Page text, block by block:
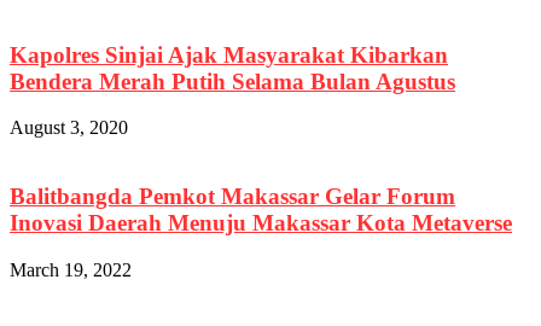
Kapolres Sinjai Ajak Masyarakat Kibarkan
Bendera Merah Putih Selama Bulan Agustus
August 3, 2020
Balitbangda Pemkot Makassar Gelar Forum
Inovasi Daerah Menuju Makassar Kota Metaverse
March 19, 2022